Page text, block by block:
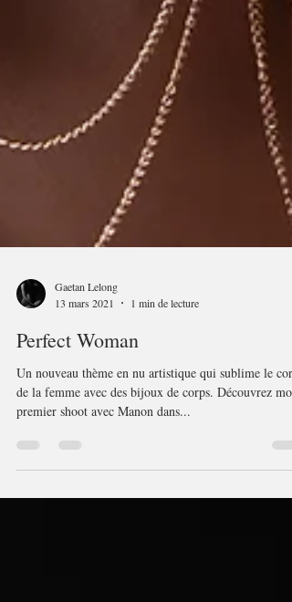
13 mars 2021
1 min de lecture
Perfect Woman
Un nouveau thème en nu artistique qui sublime le corp
premier shoot avec Manon dans...